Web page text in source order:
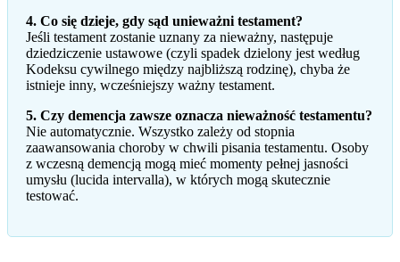
4. Co się dzieje, gdy sąd unieważni testament?
Jeśli testament zostanie uznany za nieważny, następuje
dziedziczenie ustawowe (czyli spadek dzielony jest według
Kodeksu cywilnego między najbliższą rodzinę), chyba że
istnieje inny, wcześniejszy ważny testament.
5. Czy demencja zawsze oznacza nieważność testamentu?
Nie automatycznie. Wszystko zależy od stopnia
zaawansowania choroby w chwili pisania testamentu. Osoby
z wczesną demencją mogą mieć momenty pełnej jasności
umysłu (lucida intervalla), w których mogą skutecznie
testować.